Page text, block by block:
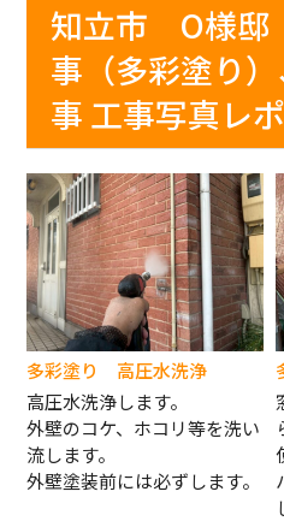
知立市 O様
事（多彩塗り
事 工事写真レ
多彩塗り 高圧水洗浄
高圧水洗浄します。
外壁のコケ、ホコリ等を洗い
流します。
外壁塗装前には必ずします。